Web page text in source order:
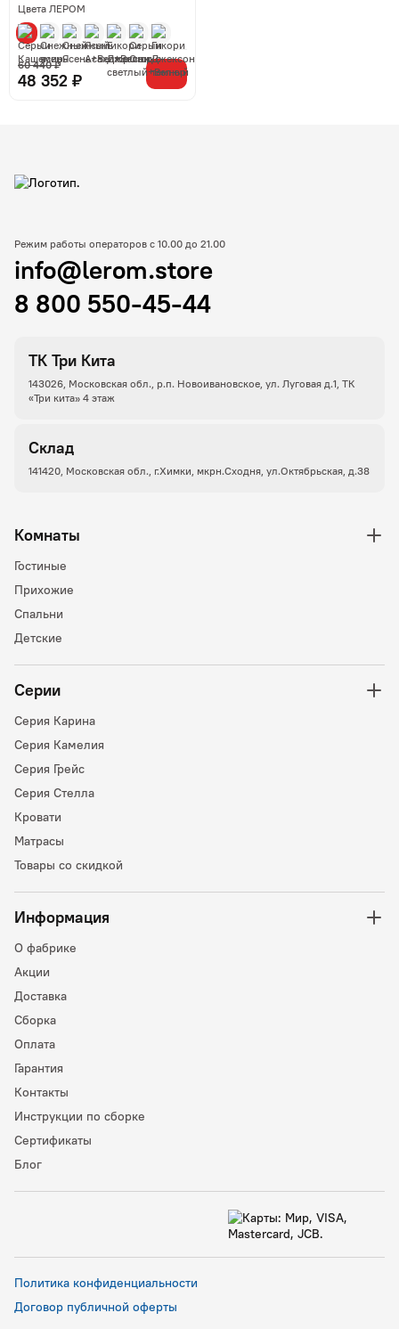
Цвета ЛЕРОМ
48 352 ₽
60 440 ₽
ТК Три Кита
143026, Московская обл., р.п. Новоивановское, ул. Луговая д.1, ТК
«Три кита» 4 этаж
Склад
141420, Московская обл., г.Химки, мкрн.Сходня, ул.Октябрьская, д.38
Режим работы операторов с 10.00 до 21.00
info@lerom.store
8 800 550-45-44
Комнаты
Гостиные
Прихожие
Спальни
Детские
Серии
Серия Карина
Серия Камелия
Серия Грейс
Серия Стелла
Кровати
Матрасы
Товары со скидкой
Информация
О фабрике
Акции
Доставка
Сборка
Оплата
Гарантия
Контакты
Инструкции по сборке
Сертификаты
Блог
Политика конфиденциальности
Договор публичной оферты